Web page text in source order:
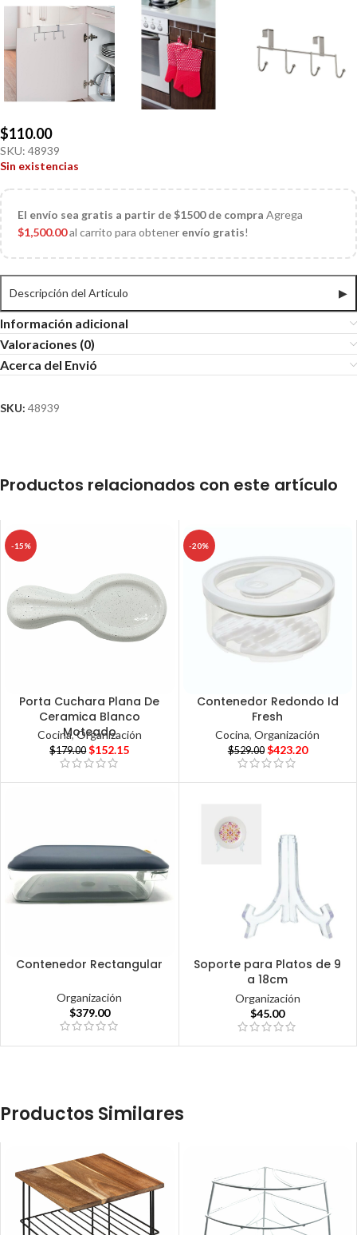
$110.00
SKU: 48939
Sin existencias
El envío sea gratis a partir de $1500 de compra Agrega
$1,500.00al carrito para obtener envío gratis!
Descripción del Articulo ▶
Información adicional
Valoraciones (0)
Acerca del Envió
SKU: 48939
Productos relacionados con este artículo
-15%
Porta Cuchara Plana De
Ceramica Blanco
Moteado
Cocina,Organización
$179.00 $152.15
-20%
Contenedor Redondo Id
Fresh
Cocina,Organización
$529.00 $423.20
Contenedor Rectangular
Organización
$379.00
Soporte para Platos de 9
a 18cm
Organización
$45.00
Productos Similares